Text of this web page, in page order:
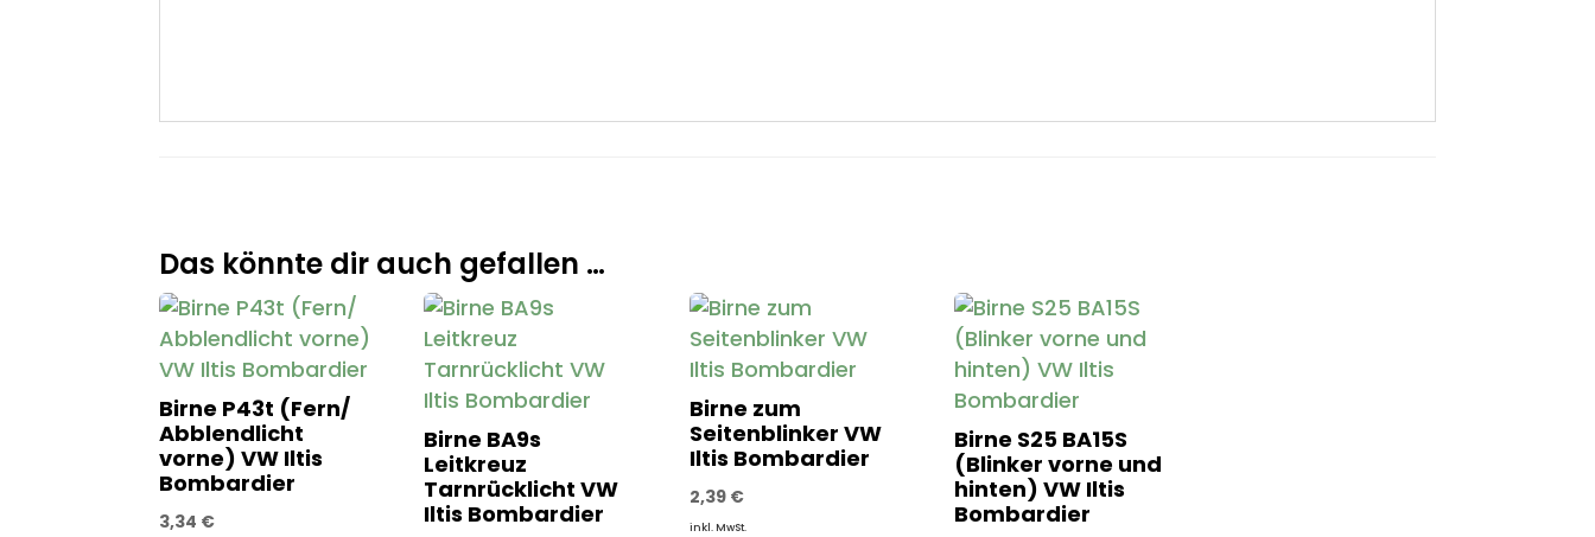
Das könnte dir auch gefallen …
Birne P43t (Fern/
Abblendlicht
vorne) VW Iltis
Bombardier
3,34 €
Birne BA9s
Leitkreuz
Tarnrücklicht VW
Iltis Bombardier
Birne zum
Seitenblinker VW
Iltis Bombardier
2,39 €
inkl. MwSt.
Birne S25 BA15S
(Blinker vorne und
hinten) VW Iltis
Bombardier